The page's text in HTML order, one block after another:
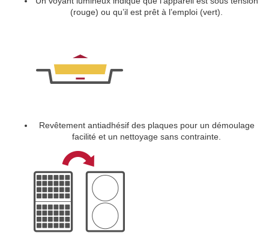
(rouge) ou qu’il est prêt à l’emploi (vert).
Revêtement antiadhésif des plaques pour un démoulage
facilité et un nettoyage sans contrainte.